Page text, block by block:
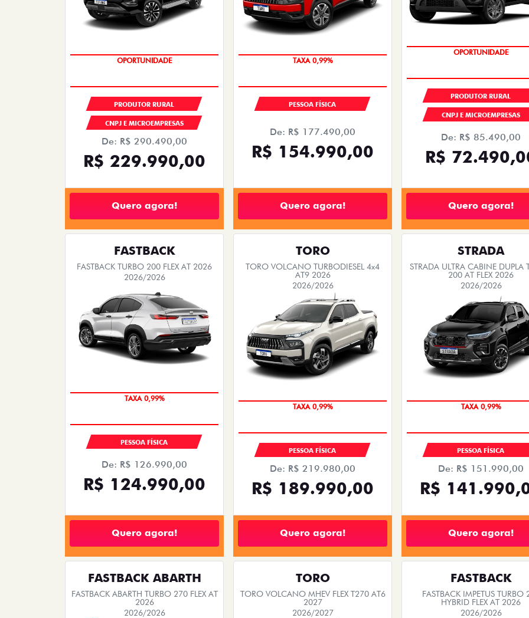
OPORTUNIDADE
PRODUTOR RURAL
CNPJ E MICROEMPRESAS
De: R$ 290.490,00
R$ 229.990,00
Quero agora!
COM USADO NA TROCA
PESSOA FÍSICA
De: R$ 177.490,00
R$ 154.990,00
Quero agora!
TAXA ZERO
PRODUTOR RURAL
CNPJ E MICROEMPRESAS
De: R$ 85.490,00
R$
Quero agora!
FASTBACK
FASTBACK TURBO 200 FLEX AT 2026
2026/2026
OPORTUNIDADE
PESSOA FÍSICA
De: R$ 126.990,00
R$ 124.990,00
Quero agora!
TORO
TORO VOLCANO TURBODIESEL 4x4
AT9 2026
2026/2026
COM USADO NA TROCA
PESSOA FÍSICA
De: R$ 219.980,00
R$ 189.990,00
Quero agora!
STRADA
STRADA ULTRA CABINE DUPLA
200 AT FLEX 2026
2026/2026
COM USADO NA TROCA
PESSOA FÍSICA
De: R$ 151.990,00
R$
Quero agora!
FASTBACK ABARTH
FASTBACK ABARTH TURBO 270 FLEX AT
2026
2026/2026
TORO
TORO VOLCANO MHEV FLEX T270 AT6
2027
2026/2027
FASTBACK
FASTBACK IMPETUS TURBO
HYBRID FLEX AT 2026
2026/2026